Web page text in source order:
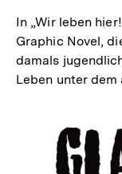
In „Wir leben
Graphic Novel,
damals
Leben unter